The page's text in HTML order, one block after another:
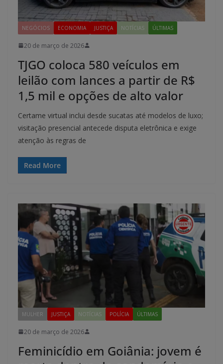
NEGÓCIOS ECONOMIA JUSTIÇA NOTÍCIAS ÚLTIMAS
20 de março de 2026
TJGO coloca 580 veículos em
leilão com lances a partir de R$
1,5 mil e opções de alto valor
Certame virtual inclui desde sucatas até modelos de luxo;
visitação presencial antecede disputa eletrônica e exige
atenção às regras de
Read More
MULHER JUSTIÇA NOTÍCIAS POLÍCIA ÚLTIMAS
20 de março de 2026
Feminicídio em Goiânia: jovem é